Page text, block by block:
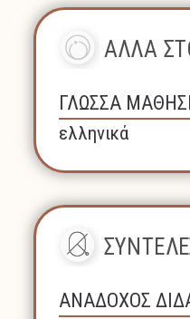
ΑΛΛΑ
ΓΛΩΣΣΑ
ελληνικά
ΑΝΑΔΟΧΟΣ